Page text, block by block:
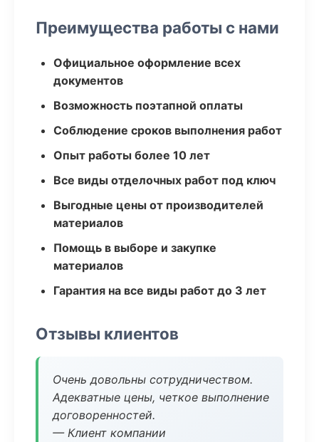
Преимущества работы с нами
Официальное оформление всех
документов
Возможность поэтапной оплаты
Соблюдение сроков выполнения работ
Опыт работы более 10 лет
Все виды отделочных работ под ключ
Выгодные цены от производителей
материалов
Помощь в выборе и закупке
материалов
Гарантия на все виды работ до 3 лет
Отзывы клиентов
Очень довольны сотрудничеством.
Адекватные цены, четкое выполнение
договоренностей.
— Клиент компании